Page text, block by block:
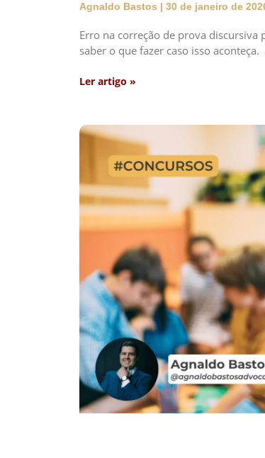
Agnaldo Bastos 30 de janeiro de
Erro na correção de prova discursiva
saber o que fazer caso isso
Ler artigo »